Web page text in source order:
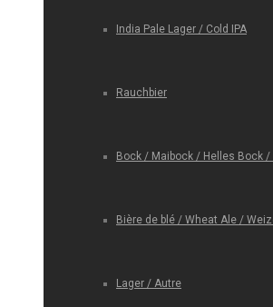
India Pale Lager / Cold IPA
Rauchbier
Bock / Maibock / Helles Bock /
Bière de blé / Wheat Ale /
Lager / Autre